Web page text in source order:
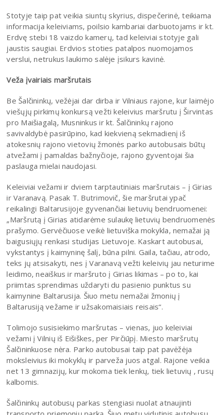
Stotyje taip pat veikia siuntų skyrius, dispečerinė, teikiama
informacija keleiviams, poilsio kambariai darbuotojams ir kt.
Erdvę stebi 18 vaizdo kamerų, tad keleiviai stotyje gali
jaustis saugiai. Erdvios stoties patalpos nuomojamos
verslui, netrukus laukimo salėje įsikurs kavinė.
Veža įvairiais maršrutais
Be Šalčininkų, vežėjai dar dirba ir Vilniaus rajone, kur laimėjo
viešųjų pirkimų konkursą vežti keleivius maršrutu į Širvintas
pro Maišiagalą, Musninkus ir kt. Šalčininkų rajono
savivaldybė pasirūpino, kad kiekvieną sekmadienį iš
atokesnių rajono vietovių žmonės parko autobusais būtų
atvežami į pamaldas bažnyčioje, rajono gyventojai šia
paslauga mielai naudojasi.
Keleiviai vežami ir dviem tarptautiniais maršrutais – į Girias
ir Varanavą. Pasak T. Butrimovič, šie maršrutai ypač
reikalingi Baltarusijoje gyvenančiai lietuvių bendruomenei:
„Maršrutą į Girias atidarėme sulaukę lietuvių bendruomenės
prašymo. Gervėčiuose veikė lietuviška mokykla, nemažai ją
baigusiųjų renkasi studijas Lietuvoje. Kaskart autobusai,
vykstantys į kaimyninę šalį, būna pilni. Gaila, tačiau, atrodo,
teks jų atsisakyti, nes į Varanavą vežti keleivių jau neturime
leidimo, neaiškus ir maršruto į Girias likimas – po to, kai
priimtas sprendimas uždaryti du pasienio punktus su
kaimynine Baltarusija. Šiuo metu nemažai žmonių į
Baltarusiją vežame ir užsakomaisiais reisais“.
Tolimojo susisiekimo maršrutas – vienas, juo keleiviai
vežami į Vilnių iš Eišiškes, per Pirčiūpį. Miesto maršrutų
Šalčininkuose nėra. Parko autobusai taip pat pavėžėja
moksleivius iki mokyklų ir parveža juos atgal. Rajone veikia
net 13 gimnazijų, kur mokoma tiek lenkų, tiek lietuvių , rusų
kalbomis.
Šalčininkų autobusų parkas stengiasi nuolat atnaujinti